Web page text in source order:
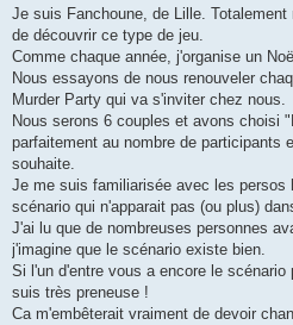
g
Je suis Fanchoune, de Lille.
de découvrir ce type de jeu.
Comme chaque année, j'organise un
Nous essayons de nous renouveler
Murder Party qui va s'inviter chez nous.
Nous serons 6 couples et avons choisi
parfaitement au nombre de participants
souhaite.
Je me suis familiarisée avec les persos
scénario qui n'apparait pas (ou plus)
J'ai lu que de nombreuses personnes
j'imagine que le scénario existe bien.
Si l'un d'entre vous a encore le
suis très preneuse !
Ca m'embêterait vraiment de devoir